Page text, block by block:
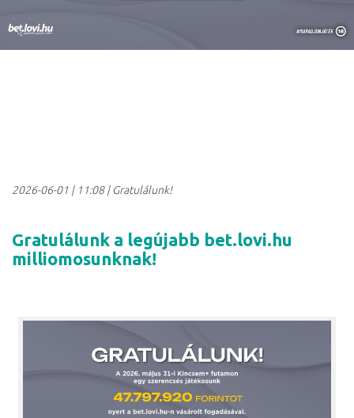
2026-06-01 | 11:08| Gratulálunk!
Gratulálunk a legújabb bet.lovi.hu
milliomosunknak!